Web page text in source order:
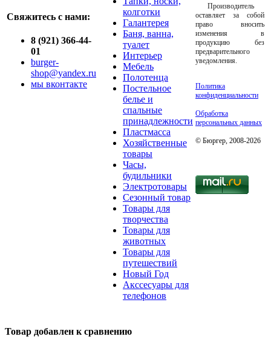
Свяжитесь с нами:
8 (921) 366-44-
01
burger-
shop@yandex.ru
мы вконтакте
колготки
Галантерея
Баня, ванна,
туалет
Интерьер
Мебель
Полотенца
Постельное
белье и
спальные
принадлежности
Пластмасса
Хозяйственные
товары
Часы,
будильники
Электротовары
Сезонный товар
Товары для
творчества
Товары для
животных
Товары для
путешествий
Новый Год
Акссесуары для
телефонов
Производитель
оставляет за собой
право вносить
изменения в
продукцию без
предварительного
уведомления.
Политика
конфиденциальности
Обработка
персональных данных
© Бюргер, 2008-2026
Товар добавлен к сравнению